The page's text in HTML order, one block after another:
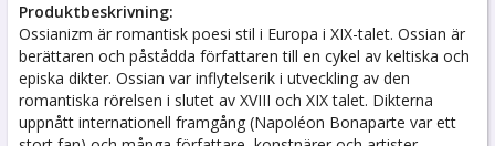
Produktbeskrivning:
Ossianizm är romantisk poesi stil i Europa i XIX-talet. Ossian är
berättaren och påstådda författaren till en cykel av keltiska och
episka dikter. Ossian var inflytelserik i utveckling av den
romantiska rörelsen i slutet av XVIII och XIX talet. Dikterna
uppnått internationell framgång (Napoléon Bonaparte var ett